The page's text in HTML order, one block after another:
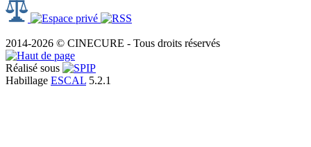
2014-2026 © CINECURE - Tous droits réservés
Réalisé sous
Habillage ESCAL 5.2.1